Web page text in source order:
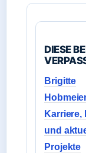
DIESE
Brigitte
Karriere,
und
Projekte